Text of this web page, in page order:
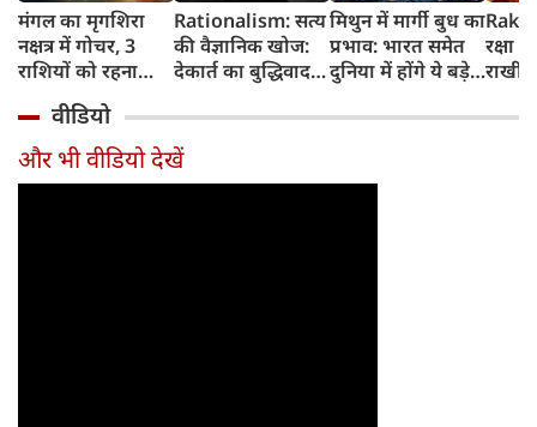
मंगल का मृगशिरा
नक्षत्र में गोचर, 3
राशियों को रहना
सावधान
Rationalism: सत्य
की वैज्ञानिक खोज:
देकार्त का बुद्धिवाद
का जन्म
मिथुन में मार्गी बुध का
प्रभाव: भारत समेत
दुनिया में होंगे ये बड़े
रक्षा
राखी
वीडियो
और भी वीडियो देखें